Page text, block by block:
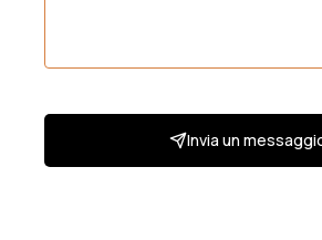
Invia un